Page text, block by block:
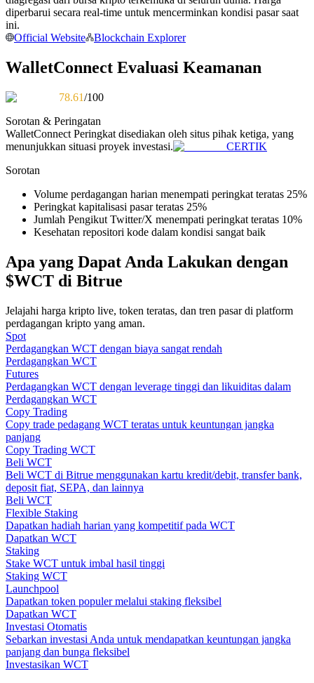
Informasi
Analisis data besar termasuk info perdagangan, dll.
Memandu
Strategi perdagangan
Pelajari cara untuk tetap menghasilkan keuntungan
Menghasilkan
diperbarui secara real-time untuk mencerminkan kondisi pasar saat
ini.
Official Website
Blockchain Explorer
WalletConnect Evaluasi Keamanan
78.61/100
Sorotan & Peringatan
WalletConnect Peringkat disediakan oleh situs pihak ketiga, yang
menunjukkan situasi proyek investasi.
CERTIK
Sorotan
Volume perdagangan harian menempati peringkat teratas 25%
Peringkat kapitalisasi pasar teratas 25%
Jumlah Pengikut Twitter/X menempati peringkat teratas 10%
Kesehatan repositori kode dalam kondisi sangat baik
Apa yang Dapat Anda Lakukan dengan
$WCT di Bitrue
Jelajahi harga kripto live, token teratas, dan tren pasar di platform
perdagangan kripto yang aman.
Spot
Perdagangkan WCT dengan biaya sangat rendah
Perdagangkan WCT
Futures
Perdagangkan WCT dengan leverage tinggi dan likuiditas dalam
Perdagangkan WCT
Copy Trading
Copy trade pedagang WCT teratas untuk keuntungan jangka
panjang
Copy Trading WCT
Beli WCT
Beli WCT di Bitrue menggunakan kartu kredit/debit, transfer bank,
deposit fiat, SEPA, dan lainnya
Beli WCT
Flexible Staking
Dapatkan hadiah harian yang kompetitif pada WCT
Dapatkan WCT
Staking
Stake WCT untuk imbal hasil tinggi
Staking WCT
Launchpool
Dapatkan token populer melalui staking fleksibel
Dapatkan WCT
Investasi Otomatis
Sebarkan investasi Anda untuk mendapatkan keuntungan jangka
panjang dan bunga fleksibel
Investasikan WCT